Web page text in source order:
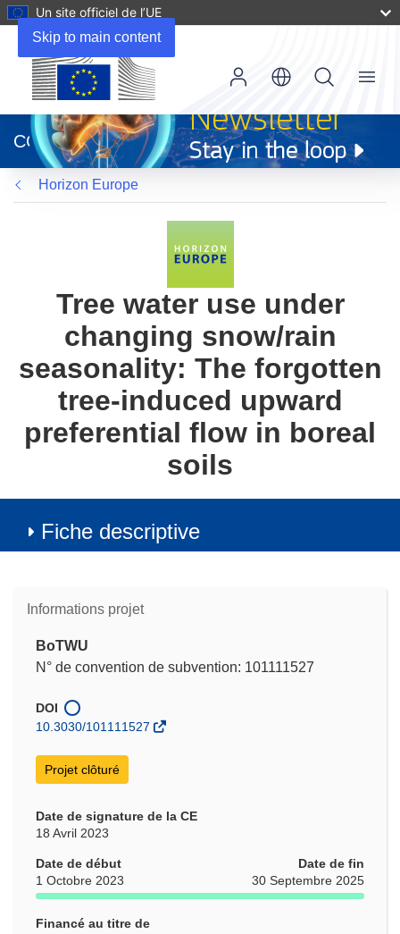
Skip to main content
Un site officiel de l’UE
dans
une
nouvelle
fenêtre)
CORDIS
Menu
Horizon Europe
Tree water use under
changing snow/rain
seasonality: The forgotten
tree-induced upward
preferential flow in boreal
soils
Fiche descriptive
Informations projet
BoTWU
N° de convention de subvention: 101111527
DOI
10.3030/101111527
Projet clôturé
Date de signature de la CE
18 Avril 2023
Date de début
1 Octobre 2023
Date de fin
30 Septembre 2025
Financé au titre de